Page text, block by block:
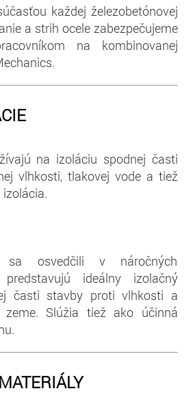
každej železobetónovej
a strih ocele zabezpečujeme
na kombinovanej
na izoláciu spodnej časti
vlhkosti, tlakovej vode a tiež
sa osvedčili v náročných
ideálny izolačný
časti stavby proti vlhkosti a
Slúžia tiež ako účinná